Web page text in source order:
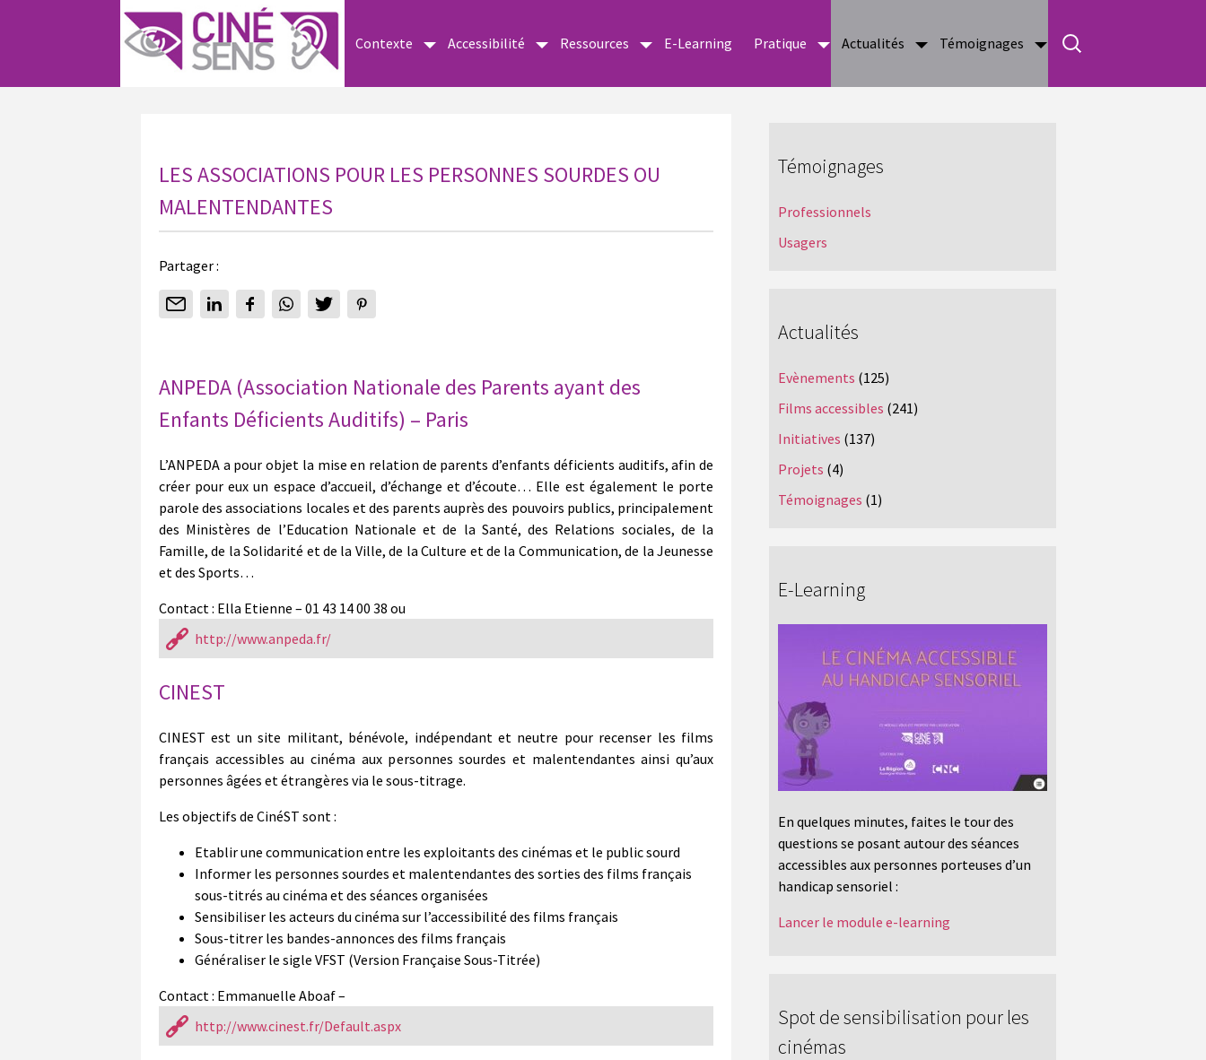
Contexte Accessibilité Ressources E-Learning Pratique Actualités Témoignages
LES ASSOCIATIONS POUR LES PERSONNES SOURDES OU
MALENTENDANTES
Partager :
ANPEDA (Association Nationale des Parents ayant des
Enfants Déficients Auditifs) – Paris
L’ANPEDA a pour objet la mise en relation de parents d’enfants déficients auditifs, afin de
créer pour eux un espace d’accueil, d’échange et d’écoute… Elle est également le porte
parole des associations locales et des parents auprès des pouvoirs publics, principalement
des Ministères de l’Education Nationale et de la Santé, des Relations sociales, de la
Famille, de la Solidarité et de la Ville, de la Culture et de la Communication, de la Jeunesse
et des Sports…
Contact : Ella Etienne – 01 43 14 00 38 ou
http://www.anpeda.fr/
CINEST
CINEST est un site militant, bénévole, indépendant et neutre pour recenser les films
français accessibles au cinéma aux personnes sourdes et malentendantes ainsi qu’aux
personnes âgées et étrangères via le sous-titrage.
Les objectifs de CinéST sont :
Etablir une communication entre les exploitants des cinémas et le public sourd
Informer les personnes sourdes et malentendantes des sorties des films français
sous-titrés au cinéma et des séances organisées
Sensibiliser les acteurs du cinéma sur l’accessibilité des films français
Sous-titrer les bandes-annonces des films français
Généraliser le sigle VFST (Version Française Sous-Titrée)
Contact : Emmanuelle Aboaf –
http://www.cinest.fr/Default.aspx
Témoignages
Professionnels
Usagers
Actualités
Evènements (125)
Films accessibles (241)
Initiatives (137)
Projets (4)
Témoignages (1)
E-Learning
En quelques minutes, faites le tour des
questions se posant autour des séances
accessibles aux personnes porteuses d’un
handicap sensoriel :
Lancer le module e-learning
Spot de sensibilisation pour les
cinémas